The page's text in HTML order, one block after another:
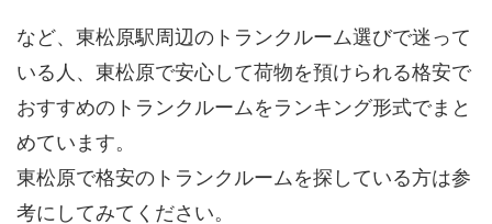
など、東松原駅周辺のトランクルーム選びで迷って
いる人、東松原で安心して荷物を預けられる格安で
おすすめのトランクルームをランキング形式でまと
めています。
東松原で格安のトランクルームを探している方は参
考にしてみてください。